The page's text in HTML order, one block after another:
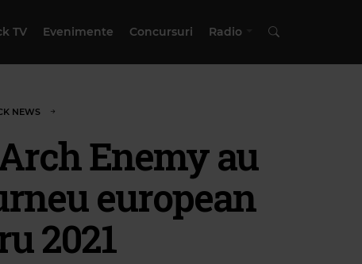
TV Evenimente Concursuri Radio
NEWS
Enemy au
european
2021